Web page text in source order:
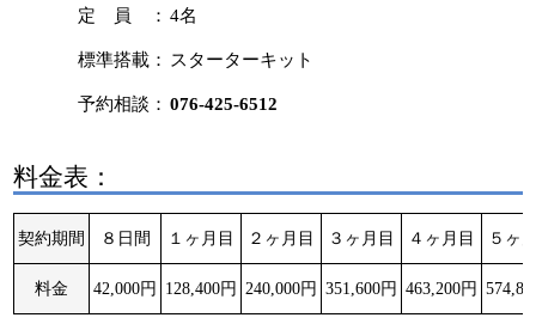
定 員 ： 4名
標準搭載： スターターキット
予約相談： 076-425-6512
料金表：
契約期間 ８日間 １ヶ月目 ２ヶ月目 ３ヶ月目 ４ヶ月目 ５ヶ
料金 42,000円 128,400円 240,000円 351,600円 463,200円